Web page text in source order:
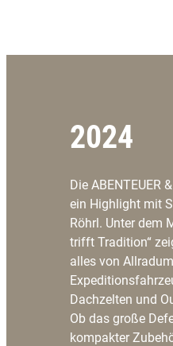
2024
Die ABENTEUER
ein Highlight mit
Röhrl. Unter dem
trifft Tradition“
alles von
Dachzelten und
Ob das große
kompakter